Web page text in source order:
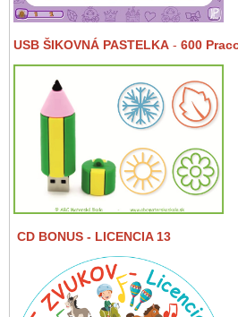
USB ŠIKOVNÁ PASTELKA - 600
CD BONUS - LICENCIA 13